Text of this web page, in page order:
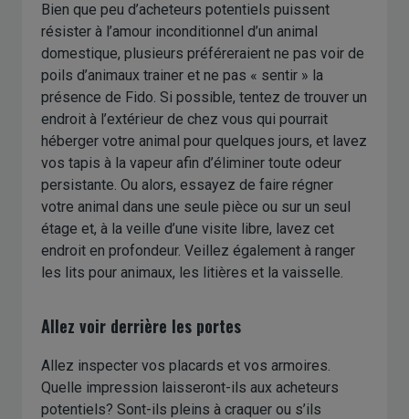
Bien que peu d’acheteurs potentiels puissent
résister à l’amour inconditionnel d’un animal
domestique, plusieurs préféreraient ne pas voir de
poils d’animaux trainer et ne pas « sentir » la
présence de Fido. Si possible, tentez de trouver un
endroit à l’extérieur de chez vous qui pourrait
héberger votre animal pour quelques jours, et lavez
vos tapis à la vapeur afin d’éliminer toute odeur
persistante. Ou alors, essayez de faire régner
votre animal dans une seule pièce ou sur un seul
étage et, à la veille d’une visite libre, lavez cet
endroit en profondeur. Veillez également à ranger
les lits pour animaux, les litières et la vaisselle.
Allez voir derrière les portes
Allez inspecter vos placards et vos armoires.
Quelle impression laisseront-ils aux acheteurs
potentiels? Sont-ils pleins à craquer ou s’ils